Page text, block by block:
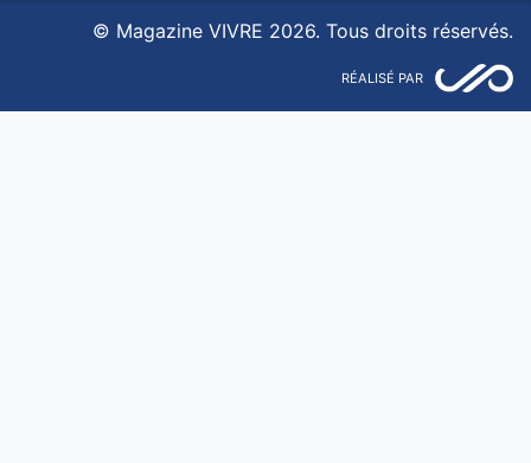
© Magazine VIVRE 2026. Tous droits réservés.
RÉALISÉ PAR